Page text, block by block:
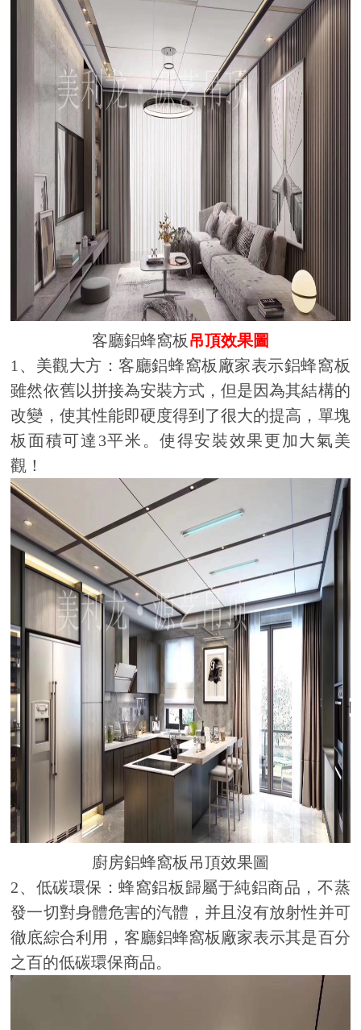
客廳鋁蜂窩板吊頂效果圖
1、美觀大方：客廳鋁蜂窩板廠家表示鋁蜂窩板
雖然依舊以拼接為安裝方式，但是因為其結構的
改變，使其性能即硬度得到了很大的提高，單塊
板面積可達3平米。使得安裝效果更加大氣美
觀！
廚房鋁蜂窩板吊頂效果圖
2、低碳環保：蜂窩鋁板歸屬于純鋁商品，不蒸
發一切對身體危害的汽體，并且沒有放射性并可
徹底綜合利用，客廳鋁蜂窩板廠家表示其是百分
之百的低碳環保商品。